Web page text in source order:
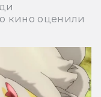
кино оценили